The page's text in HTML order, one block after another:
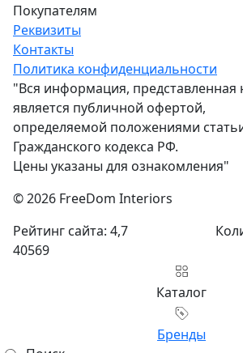
Покупателям
Реквизиты
Контакты
Политика конфиденциальности
"Вся информация, представленная
является публичной офертой,
определяемой положениями
Гражданского кодекса РФ.
Цены указаны для ознакомления"
© 2026 FreeDom Interiors
Рейтинг сайта: 4,7
40569
Каталог
Бренды